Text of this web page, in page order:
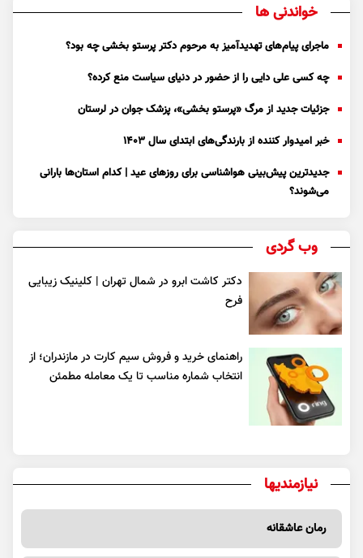
خواندنی ها
ماجرای پیام‌های تهدیدآمیز به مرحوم دکتر پرستو بخشی چه بود؟
چه کسی علی دایی را از حضور در دنیای سیاست منع کرده؟
جزئیات جدید از مرگ «پرستو بخشی»، پزشک جوان در لرستان
خبر امیدوار کننده از بارندگی‌های ابتدای سال ۱۴۰۳
جدیدترین پیش‌بینی هواشناسی برای روزهای عید | کدام استان‌ها بارانی
می‌شوند؟
وب گردی
دکتر کاشت ابرو در شمال تهران | کلینیک زیبایی
فرح
راهنمای خرید و فروش سیم کارت در مازندران؛ از
انتخاب شماره مناسب تا یک معامله مطمئن
نیازمندیها
رمان عاشقانه